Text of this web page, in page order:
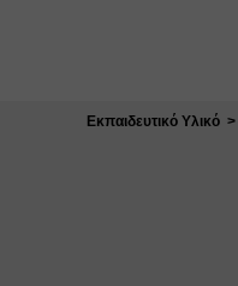
Εκπαιδευτικό Υλικό